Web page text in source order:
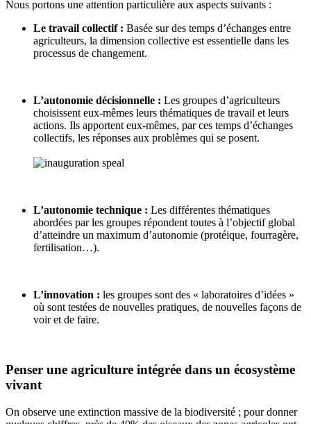
Nous portons une attention particulière aux aspects suivants :
Le travail collectif : Basée sur des temps d’échanges entre
agriculteurs, la dimension collective est essentielle dans les
processus de changement.
L’autonomie décisionnelle : Les groupes d’agriculteurs
choisissent eux-mêmes leurs thématiques de travail et leurs
actions. Ils apportent eux-mêmes, par ces temps d’échanges
collectifs, les réponses aux problèmes qui se posent.
L’autonomie technique : Les différentes thématiques
abordées par les groupes répondent toutes à l’objectif global
d’atteindre un maximum d’autonomie (protéique, fourragère,
fertilisation…).
L’innovation : les groupes sont des « laboratoires d’idées »
où sont testées de nouvelles pratiques, de nouvelles façons de
voir et de faire.
Penser une agriculture intégrée dans un écosystème
vivant
On observe une extinction massive de la biodiversité ; pour donner